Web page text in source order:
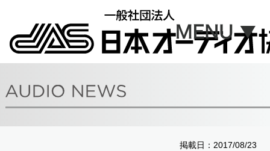
掲載日：2017/08/23